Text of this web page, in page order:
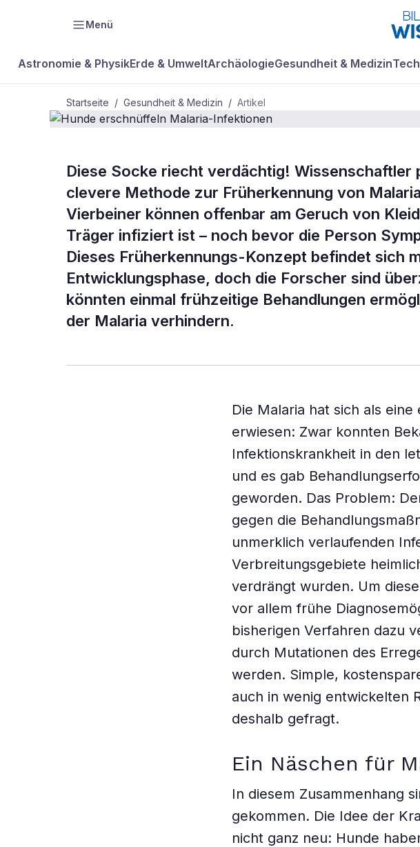
Menü
Astronomie & PhysikErde & UmweltArchäologieGesundheit & Medizin
Startseite / Gesundheit & Medizin / Artikel
GESUNDHEIT & MEDIZIN
Hunde
Infektionen
Diese Socke riecht verdächtig! Wissenschaftler
clevere Methode zur Früherkennung von
Vierbeiner können offenbar am Geruch von
Träger infiziert ist – noch bevor die Person
Dieses Früherkennungs-Konzept befindet sich
Entwicklungsphase, doch die Forscher sind
könnten einmal frühzeitige Behandlungen
der Malaria verhindern.
Die Malaria hat sich als
erwiesen: Zwar konnten
Infektionskrankheit in den
und es gab
geworden. Das Problem:
gegen die
unmerklich verlaufenden
Verbreitungsgebiete
verdrängt wurden. Um
vor allem frühe
bisherigen Verfahren dazu
durch Mutationen des
werden. Simple,
auch in wenig entwickelten
deshalb gefragt.
Ein Näschen für
In diesem Zusammenhang
gekommen. Die Idee der
nicht ganz neu: Hunde